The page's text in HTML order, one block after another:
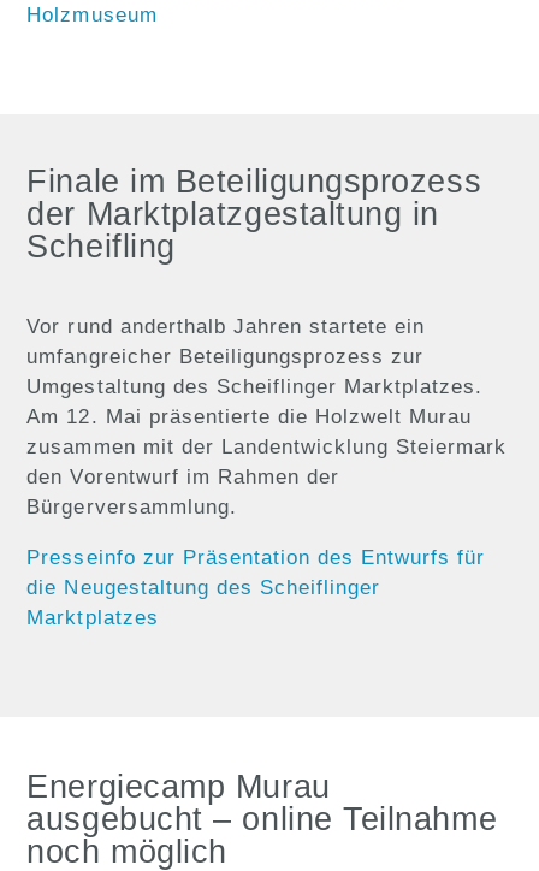
Holzmuseum
Finale im Beteiligungsprozess
der Marktplatzgestaltung in
Scheifling
Vor rund anderthalb Jahren startete ein
umfangreicher Beteiligungsprozess zur
Umgestaltung des Scheiflinger Marktplatzes.
Am 12. Mai präsentierte die Holzwelt Murau
zusammen mit der Landentwicklung Steiermark
den Vorentwurf im Rahmen der
Bürgerversammlung.
Presseinfo zur Präsentation des Entwurfs für
die Neugestaltung des Scheiflinger
Marktplatzes
Energiecamp Murau
ausgebucht – online Teilnahme
noch möglich